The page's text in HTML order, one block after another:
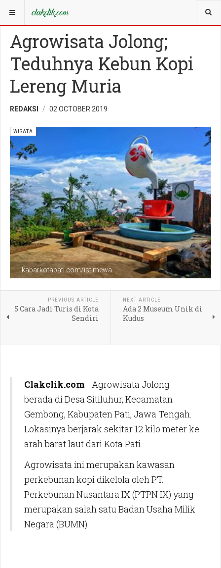
YOU ARE HERE: WISATA
Agrowisata Jolong;
Teduhnya Kebun Kopi
Lereng Muria
REDAKSI 02 OCTOBER 2019
kabarkotapati.com/istimewa
WISATA
PREVIOUS ARTICLE
5 Cara Jadi Turis di Kota
Sendiri
NEXT ARTICLE
Ada 2 Museum Unik di
Kudus
Clakclik.com--Agrowisata Jolong
berada di Desa Sitiluhur, Kecamatan
Gembong, Kabupaten Pati, Jawa Tengah.
Lokasinya berjarak sekitar 12 kilo meter ke
arah barat laut dari Kota Pati.
Agrowisata ini merupakan kawasan
perkebunan kopi dikelola oleh PT.
Perkebunan Nusantara IX (PTPN IX) yang
merupakan salah satu Badan Usaha Milik
Negara (BUMN).